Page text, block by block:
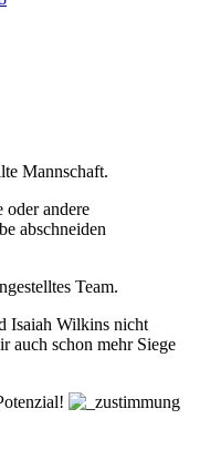
Mannschaft.
oder andere
abschneiden
Team.
Isaiah Wilkins nicht
auch schon mehr Siege